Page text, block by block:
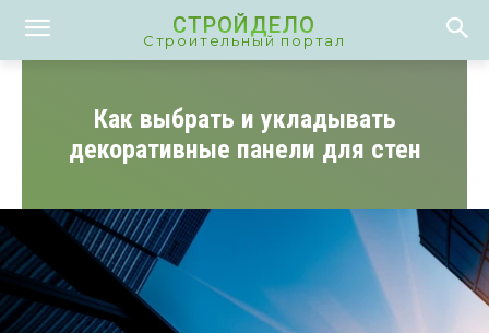
СТРОЙДЕЛО
Строительный портал
Как выбрать и укладывать
декоративные панели для стен